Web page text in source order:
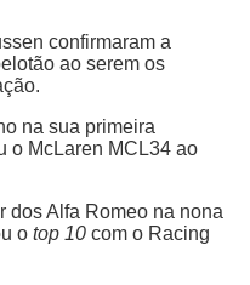
confirmaram a
ao serem os
na sua primeira
o McLaren MCL34 ao
dos Alfa Romeo na nona
o top 10 com o Racing